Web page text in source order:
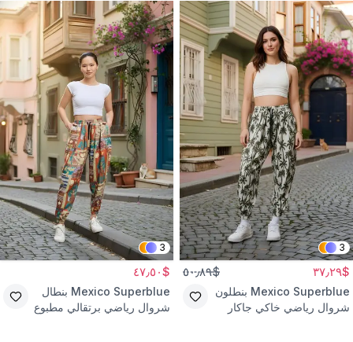
3
$٣٧٫٢٩ $٥٠٫٨٩
Mexico Superblue بنطلون
شروال رياضي خاكي جاكار
3
$٤٧٫٥٠
Mexico Superblue بنطال
شروال رياضي برتقالي مطبوع